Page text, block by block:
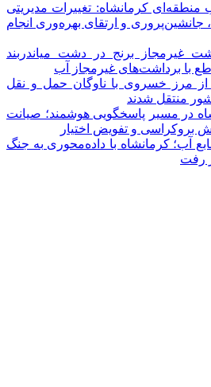
کرمانشاه: تغییرات مدیریتی
جانشین‌پروری و ارتقای بهره‌وری انجام
کشت غیرمجاز برنج در دشت میاندربند
با برداشت‌های غیرمجاز آب
زائر از مرز خسروی با ناوگان حمل‌ و نقل
منتقل شدند
در مسیر پاسخگویی هوشمند؛ صیانت
بروکراسی و تفویض اختیار
آب؛ کرمانشاه با داده‌محوری به جنگ
رفت